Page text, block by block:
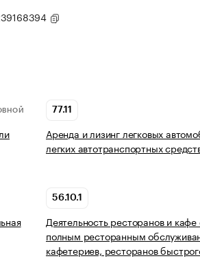
77.11
Аренда и лизинг легковых
легких автотранспортных
56.10.1
Деятельность ресторанов и кафе
полным ресторанным
кафетериев, ресторанов